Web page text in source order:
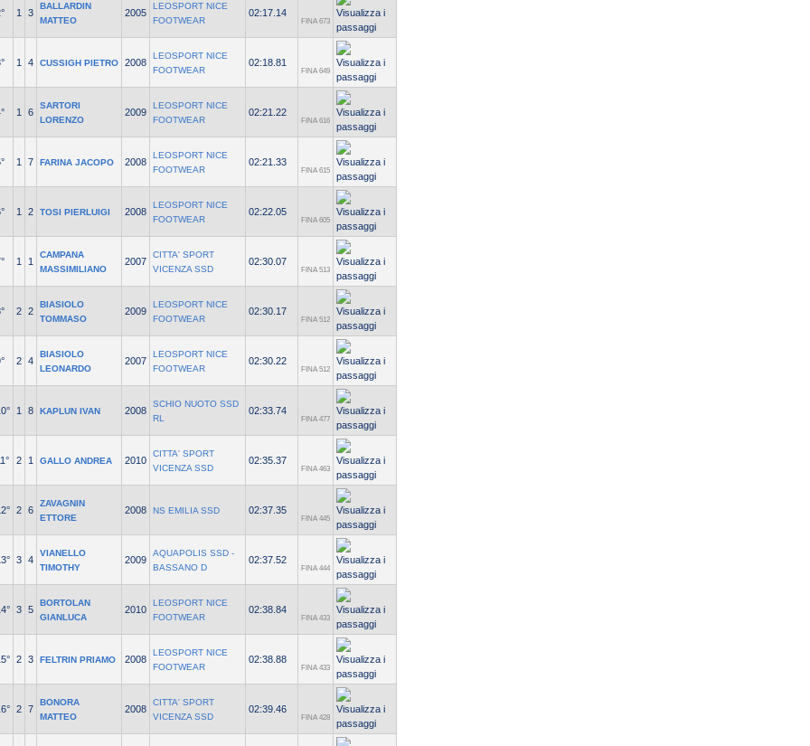
1 3
BALLARDIN
MATTEO
2005
LEOSPORT NICE
FOOTWEAR
02:17.14
FINA 673
1 4 CUSSIGH PIETRO 2008
LEOSPORT NICE
FOOTWEAR
02:18.81
FINA 649
1 6
SARTORI
LORENZO
2009
LEOSPORT NICE
FOOTWEAR
02:21.22
FINA 616
1 7 FARINA JACOPO 2008
LEOSPORT NICE
FOOTWEAR
02:21.33
FINA 615
1 2 TOSI PIERLUIGI 2008
LEOSPORT NICE
FOOTWEAR
02:22.05
FINA 605
1 1
CAMPANA
MASSIMILIANO
2007
CITTA' SPORT
VICENZA SSD
02:30.07
FINA 513
2 2
BIASIOLO
TOMMASO
2009
LEOSPORT NICE
FOOTWEAR
02:30.17
FINA 512
2 4
BIASIOLO
LEONARDO
2007
LEOSPORT NICE
FOOTWEAR
02:30.22
FINA 512
1 8 KAPLUN IVAN 2008
SCHIO NUOTO SSD
RL
02:33.74
FINA 477
2 1 GALLO ANDREA 2010
CITTA' SPORT
VICENZA SSD
02:35.37
FINA 463
2 6
ZAVAGNIN
ETTORE
2008 NS EMILIA SSD 02:37.35
FINA 445
3 4
VIANELLO
TIMOTHY
2009
AQUAPOLIS SSD -
BASSANO D
02:37.52
FINA 444
3 5
BORTOLAN
GIANLUCA
2010
LEOSPORT NICE
FOOTWEAR
02:38.84
FINA 433
2 3 FELTRIN PRIAMO 2008
LEOSPORT NICE
FOOTWEAR
02:38.88
FINA 433
2 7
BONORA
MATTEO
2008
CITTA' SPORT
VICENZA SSD
02:39.46
FINA 428